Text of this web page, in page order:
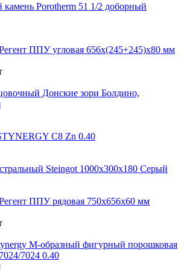
камень Porotherm 51 1/2 доборный
ППУ угловая 656х(245+245)х80 мм
Донские зори Болдино,
С8 Zn 0.40
Steingot 1000х300х180 Серый
ППУ рядовая 750х656х60 мм
М-образный фигурный порошковая
7024 0.40